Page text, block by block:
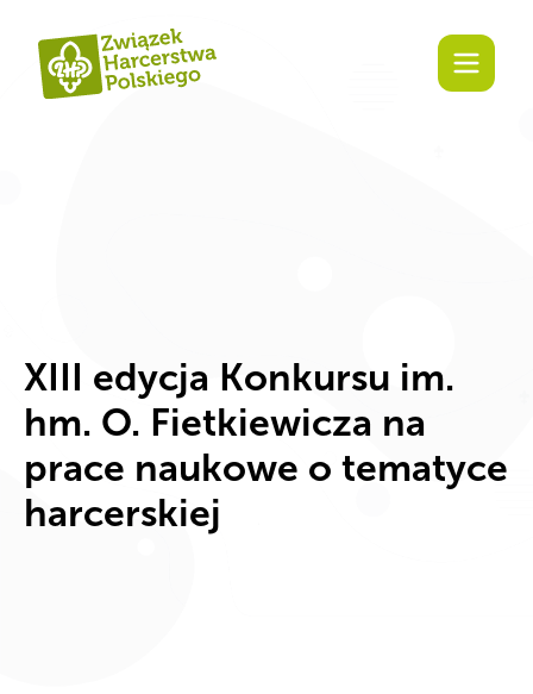
XIII edycja Konkursu im.
hm. O. Fietkiewicza na
prace naukowe o tematyce
harcerskiej